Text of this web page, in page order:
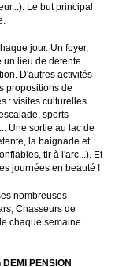
Le but principal
jour. Un foyer,
un lieu de détente
D'autres activités
propositions de
: visites culturelles
sports
Une sortie au lac de
la baignade et
tir à l'arc...). Et
journées en beauté !
nombreuses
Chasseurs de
chaque semaine
PENSION